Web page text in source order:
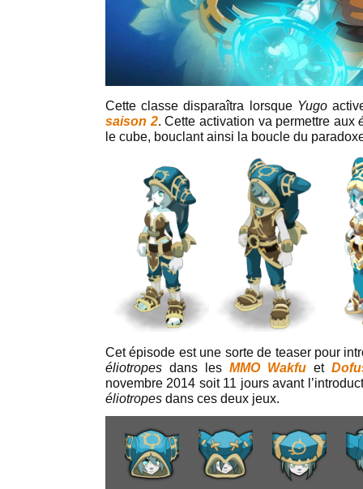
Cette classe disparaîtra lorsque Yugo
saison 2. Cette activation va permettre aux
le cube, bouclant ainsi la boucle du
Cet épisode est une sorte de teaser pour
éliotropes dans les MMO Wakfu et
novembre 2014 soit 11 jours avant
éliotropes dans ces deux jeux.